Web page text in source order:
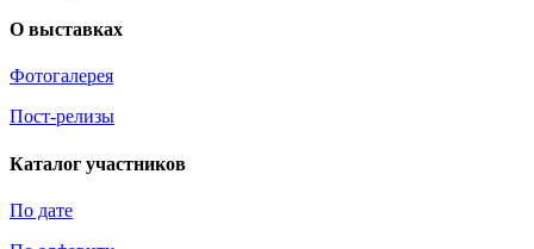
О выставках
Фотогалерея
Пост-релизы
Каталог участников
По дате